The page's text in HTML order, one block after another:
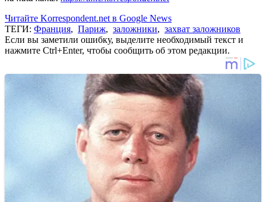
Читайте Korrespondent.net в Google News
ТЕГИ: Франция, Париж, заложники, захват заложников
Если вы заметили ошибку, выделите необходимый текст и
нажмите Ctrl+Enter, чтобы сообщить об этом редакции.